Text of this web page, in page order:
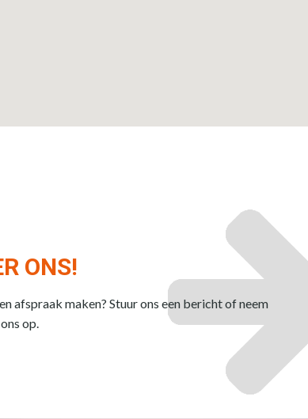
ONS!
afspraak maken? Stuur ons een bericht of neem
op.